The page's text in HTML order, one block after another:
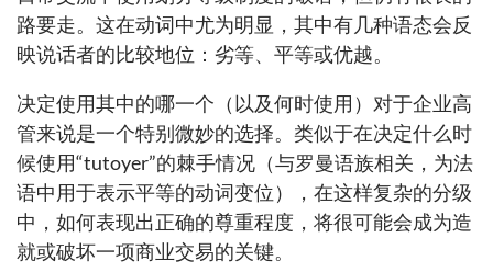
路要走。这在动词中尤为明显，其中有几种语态会反
映说话者的比较地位：劣等、平等或优越。
决定使用其中的哪一个（以及何时使用）对于企业高
管来说是一个特别微妙的选择。类似于在决定什么时
候使用“tutoyer”的棘手情况（与罗曼语族相关，为法
语中用于表示平等的动词变位），在这样复杂的分级
中，如何表现出正确的尊重程度，将很可能会成为造
就或破坏一项商业交易的关键。